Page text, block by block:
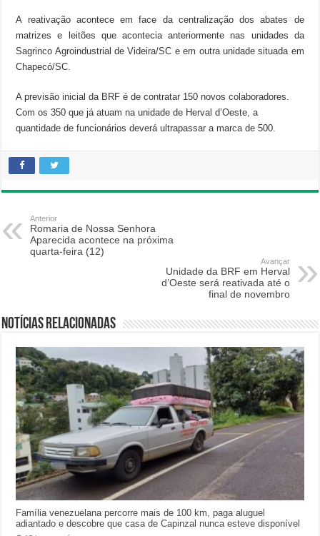
A reativação acontece em face da centralização dos abates de
matrizes e leitões que acontecia anteriormente nas unidades da
Sagrinco Agroindustrial de Videira/SC e em outra unidade situada em
Chapecó/SC.
A previsão inicial da BRF é de contratar 150 novos colaboradores.
Com os 350 que já atuam na unidade de Herval d’Oeste, a
quantidade de funcionários deverá ultrapassar a marca de 500.
Anterior
Romaria de Nossa Senhora
Aparecida acontece na próxima
quarta-feira (12)
Avançar
Unidade da BRF em Herval
d’Oeste será reativada até o
final de novembro
Notícias relacionadas
Família venezuelana percorre mais de 100 km, paga aluguel
adiantado e descobre que casa de Capinzal nunca esteve disponível